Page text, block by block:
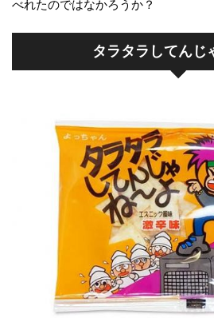
べれたのではなかろうか？
タラタラしてんじ